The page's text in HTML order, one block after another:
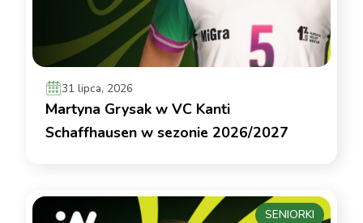
31 lipca, 2026
Martyna Grysak w VC Kanti
Schaffhausen w sezonie 2026/2027
SENIORKI